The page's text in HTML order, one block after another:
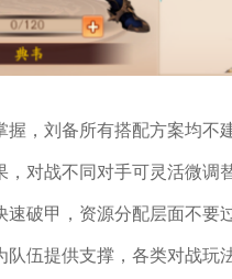
，刘备所有搭配方案均
对战不同对手可灵活微
破甲，资源分配层面不
伍提供支撑，各类对战玩